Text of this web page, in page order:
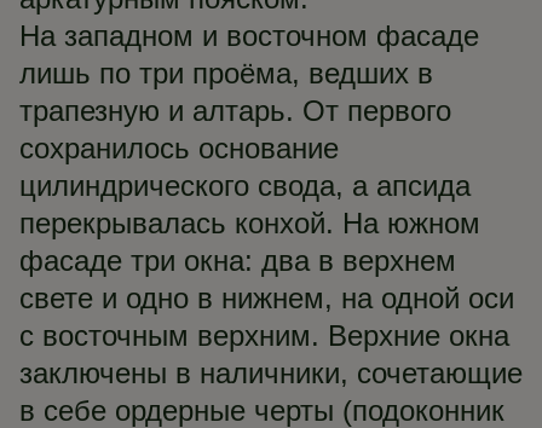
На западном и восточном фасаде
лишь по три проёма, ведших в
трапезную и алтарь. От первого
сохранилось основание
цилиндрического свода, а апсида
перекрывалась конхой. На южном
фасаде три окна: два в верхнем
свете и одно в нижнем, на одной оси
с восточным верхним. Верхние окна
заключены в наличники, сочетающие
в себе ордерные черты (подоконник